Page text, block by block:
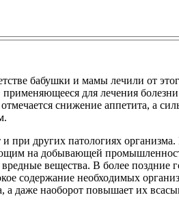
бабушки и мамы лечили от
применяющееся для лечения
снижение аппетита, а
других патологиях организма.
на добывающей
вещества. В более поздние
содержание необходимых
а даже наоборот повышает их